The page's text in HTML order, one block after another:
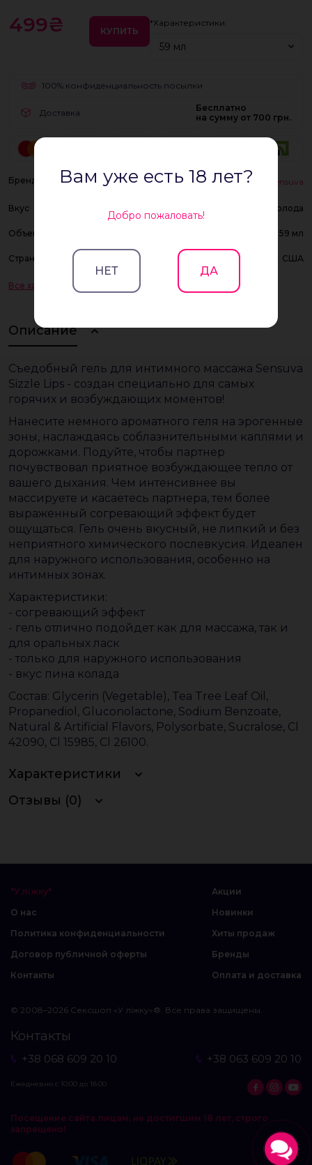
499₴ КУПИТЬ
*Характеристики:
59 мл
100% конфиденциальность посылки
Доставка
Бесплатно
на сумму от 700 грн.
Бренд Sensuva
Вкус пена колода
Объем 59 мл
Страна регистрации бренда США
Все характеристики
Описание
Съедобный гель для интимного массажа Sensuva
Sizzle Lips - создан специально для самых
горячих и возбуждающих моментов!
Нанесите немного ароматного геля на эрогенные
зоны, наслаждаясь соблазнительными каплями и
дорожками. Подуйте, чтобы партнер
почувствовал приятное возбуждающее тепло от
вашего дыхания. Чем интенсивнее вы
массируете и касаетесь партнера, тем более
выраженный согревающий эффект будет
ощущаться. Гель очень вкусный, не липкий и без
неприятного химического послевкусия. Идеален
для наружного использования, особенно на
интимных зонах.
Характеристики:
- согревающий эффект
- гель отлично подойдет как для массажа, так и
для оральных ласк
- только для наружного использования
- вкус пина колада
Состав: Glycerin (Vegetable), Tea Tree Leaf Oil,
Propanediol, Gluconolactone, Sodium Benzoate,
Natural & Artificial Flavors, Polysorbate, Sucralose, Cl
42090, Cl 15985, Cl 26100.
Характеристики
Отзывы (0)
"У ліжку"
О нас
Политика конфиденциальности
Договор публичной оферты
Контакты
Акции
Новинки
Хиты продаж
Бренды
Оплата и доставка
© 2008–2026 Сексшоп «У ліжку»®. Все права защищены.
Контакты
+38 068 609 20 10 +38 063 609 20 10
Ежедневно с 10:00 до 18:00
Посещение сайта лицам, не достигшим 18 лет, строго
запрещено!
Вам уже есть 18 лет?
Добро пожаловать!
НЕТ ДА